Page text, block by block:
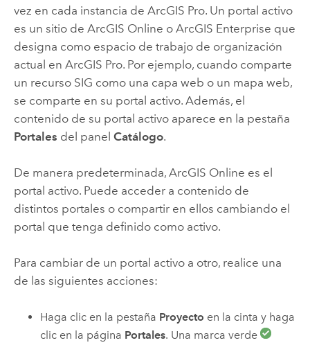
vez en cada instancia de ArcGIS Pro. Un portal activo
es un sitio de ArcGIS Online o ArcGIS Enterprise que
designa como espacio de trabajo de organización
actual en ArcGIS Pro. Por ejemplo, cuando comparte
un recurso SIG como una capa web o un mapa web,
se comparte en su portal activo. Además, el
contenido de su portal activo aparece en la pestaña
Portales del panel Catálogo.
De manera predeterminada, ArcGIS Online es el
portal activo. Puede acceder a contenido de
distintos portales o compartir en ellos cambiando el
portal que tenga definido como activo.
Para cambiar de un portal activo a otro, realice una
de las siguientes acciones:
Haga clic en la pestaña Proyecto en la cinta y haga
clic en la página Portales. Una marca verde